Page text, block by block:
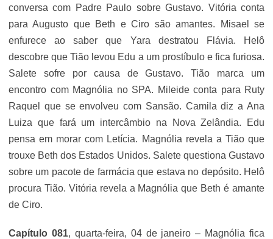
conversa com Padre Paulo sobre Gustavo. Vitória conta
para Augusto que Beth e Ciro são amantes. Misael se
enfurece ao saber que Yara destratou Flávia. Helô
descobre que Tião levou Edu a um prostíbulo e fica furiosa.
Salete sofre por causa de Gustavo. Tião marca um
encontro com Magnólia no SPA. Mileide conta para Ruty
Raquel que se envolveu com Sansão. Camila diz a Ana
Luiza que fará um intercâmbio na Nova Zelândia. Edu
pensa em morar com Letícia. Magnólia revela a Tião que
trouxe Beth dos Estados Unidos. Salete questiona Gustavo
sobre um pacote de farmácia que estava no depósito. Helô
procura Tião. Vitória revela a Magnólia que Beth é amante
de Ciro.
Capítulo 081, quarta-feira, 04 de janeiro – Magnólia fica